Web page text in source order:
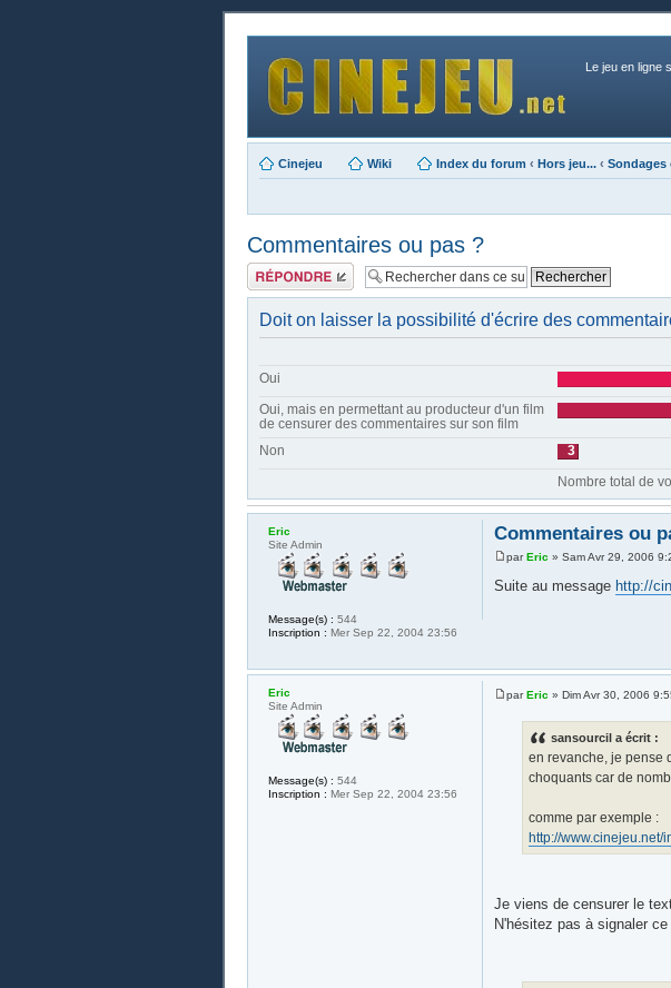
Le jeu en ligne
Cinejeu Wiki Index du forum ‹ Hors jeu... ‹ Sondages
Commentaires ou pas ?
Publier une
réponse
Doit on laisser la possibilité d'écrire des
Oui
Oui, mais en permettant au producteur d'un film
de censurer des commentaires sur son film
Non 3
Commentaires ou
parEric » Sam Avr 29, 2006
Suite au message http://
Eric
Site Admin
Message(s) : 544
Inscription : Mer Sep 22, 2004 23:56
parEric » Dim Avr 30, 2006
sansourcil a écrit :
en revanche, je pense
choquants car de
comme par exemple :
http://www.cinejeu.net/
Je viens de censurer le
N'hésitez pas à signaler
Eric
Site Admin
Message(s) : 544
Inscription : Mer Sep 22, 2004 23:56